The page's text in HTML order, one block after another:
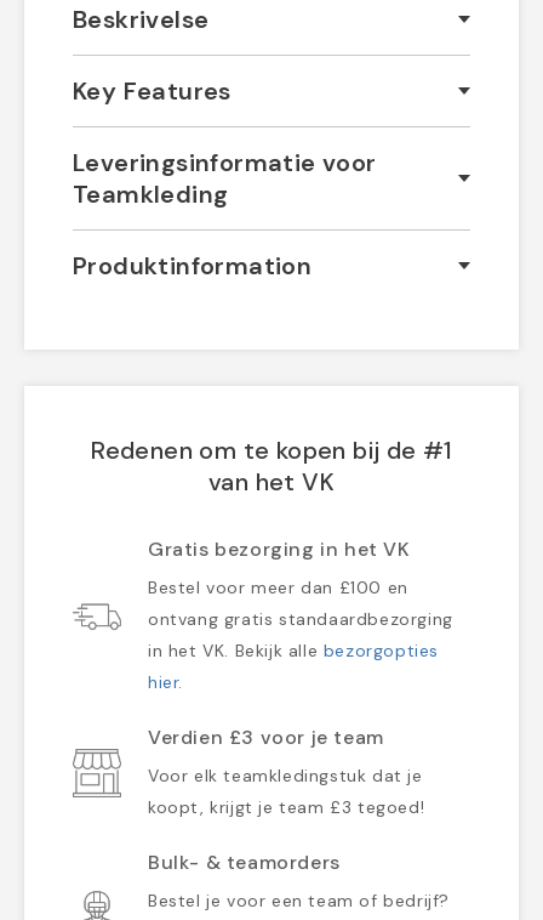
Beskrivelse
Key Features
Leveringsinformatie voor
Teamkleding
Produktinformation
Redenen om te kopen bij de #1
van het VK
Gratis bezorging in het VK
Bestel voor meer dan £100 en
ontvang gratis standaardbezorging
in het VK. Bekijk alle bezorgopties
hier.
Verdien £3 voor je team
Voor elk teamkledingstuk dat je
koopt, krijgt je team £3 tegoed!
Bulk- & teamorders
Bestel je voor een team of bedrijf?